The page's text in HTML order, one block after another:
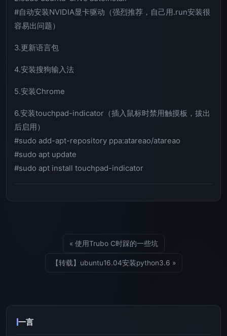
#自动安装NVIDIA显卡驱动（强烈推荐，自己用.run安装很
容易出问题）
3.更新语言包
4.安装搜狗输入法
5.安装Chrome
6.安装touchpad-indicator（插入鼠标时禁用触摸板，拔出
后启用）
#sudo add-apt-repository ppa:atareao/atareao
#sudo apt update
#sudo apt install touchpad-indicator
« 使用Trubo C时踩的一些坑
【转载】ubuntu16.04安装python3.6 »
一言